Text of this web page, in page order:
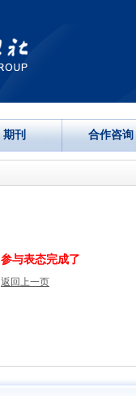
期刊 合作咨询
参与表态完成了
返回上一页